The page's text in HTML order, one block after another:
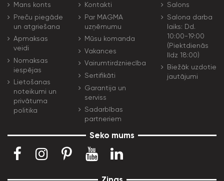
Mans konts
Preču piegāde
un atgriešana
Apmaksas
veidi
Nomaksas
iespējas
Lietošanas
noteikumi un
privātuma
politika
Kontakti
Par MAGMA
uzņēmumu
Mūsu komanda
Vakances
Vairumtirdzniecība
Sertifikāti
Garantija un
serviss
Sadarbības
partneriem
Salons
Salona darba
laiks: Dd.
10:00-19:00
(Piektdienās
līdz 18:00)
Biežāk uzdotie
jautājumi
Seko mums